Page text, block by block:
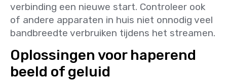
verbinding een nieuwe start. Controleer ook
of andere apparaten in huis niet onnodig veel
bandbreedte verbruiken tijdens het streamen.
Oplossingen voor haperend
beeld of geluid